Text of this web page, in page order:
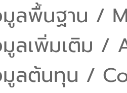
ลพื้นฐาน /
ลเพิ่มเติม /
ลต้นทุน /